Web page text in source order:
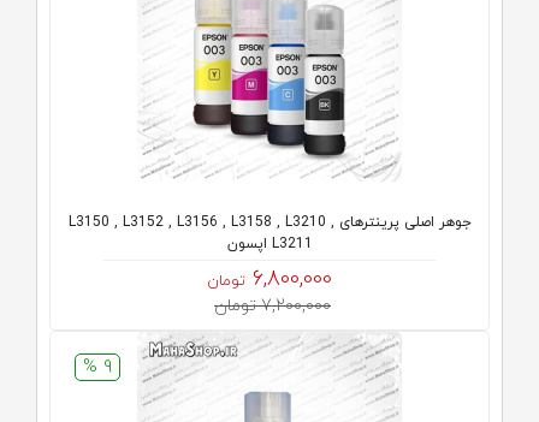
جوهر اصلی پرینترهای L3150 , L3152 , L3156 , L3158 , L3210 ,
L3211 اپسون
6,800,000 تومان
7,200,000 تومان
9 %